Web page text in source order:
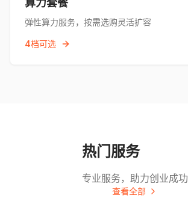
算力套餐
弹性算力服务，按需选购灵活扩容
4档可选
热门服务
专业服务，助力创业成功
查看全部